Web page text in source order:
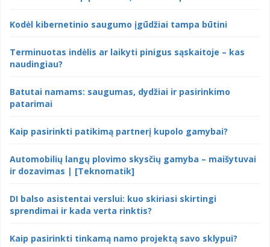
Kodėl kibernetinio saugumo įgūdžiai tampa būtini
Terminuotas indėlis ar laikyti pinigus sąskaitoje – kas
naudingiau?
Batutai namams: saugumas, dydžiai ir pasirinkimo
patarimai
Kaip pasirinkti patikimą partnerį kupolo gamybai?
Automobilių langų plovimo skysčių gamyba – maišytuvai
ir dozavimas | [Teknomatik]
DI balso asistentai verslui: kuo skiriasi skirtingi
sprendimai ir kada verta rinktis?
Kaip pasirinkti tinkamą namo projektą savo sklypui?